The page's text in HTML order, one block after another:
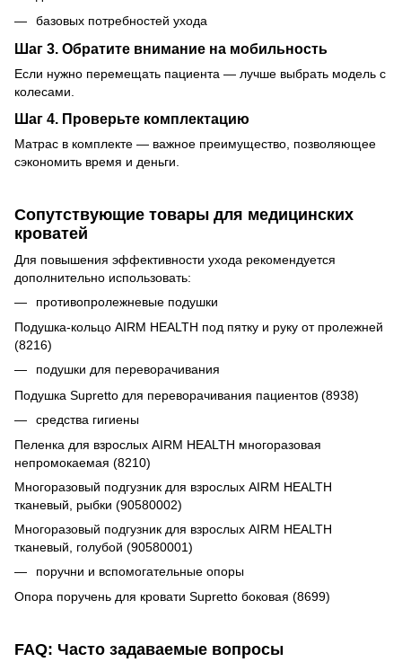
базовых потребностей ухода
Шаг 3. Обратите внимание на мобильность
Если нужно перемещать пациента — лучше выбрать модель с
колесами.
Шаг 4. Проверьте комплектацию
Матрас в комплекте — важное преимущество, позволяющее
сэкономить время и деньги.
Сопутствующие товары для медицинских
кроватей
Для повышения эффективности ухода рекомендуется
дополнительно использовать:
противопролежневые подушки
Подушка-кольцо AIRM HEALTH под пятку и руку от пролежней
(8216)
подушки для переворачивания
Подушка Supretto для переворачивания пациентов (8938)
средства гигиены
Пеленка для взрослых AIRM HEALTH многоразовая
непромокаемая (8210)
Многоразовый подгузник для взрослых AIRM HEALTH
тканевый, рыбки (90580002)
Многоразовый подгузник для взрослых AIRM HEALTH
тканевый, голубой (90580001)
поручни и вспомогательные опоры
Опора поручень для кровати Supretto боковая (8699)
FAQ: Часто задаваемые вопросы